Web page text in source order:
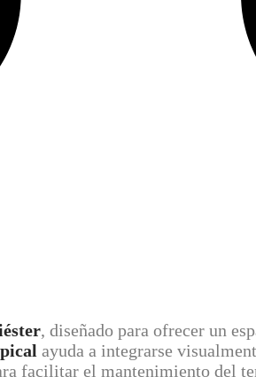
, diseñado para ofrecer un
ayuda a integrarse
facilitar el mantenimiento del